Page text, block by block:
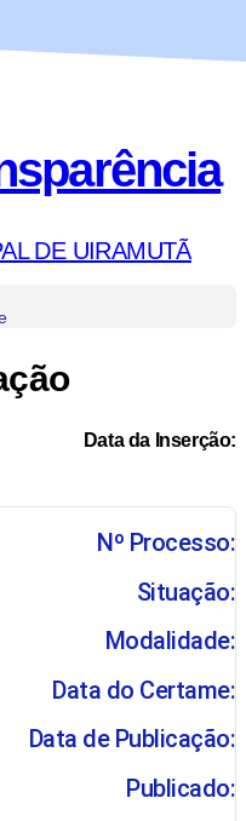
DE UIRAMUTÃ
Data da Inserção:
Nº Processo:
Situação:
Modalidade:
Data do Certame:
Data de Publicação:
Publicado: